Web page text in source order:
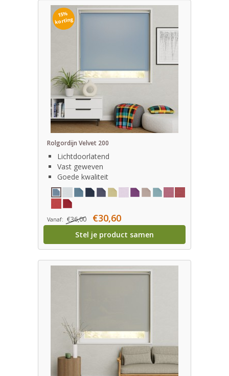
15%
korting
Rolgordijn Velvet 200
Lichtdoorlatend
Vast geweven
Goede kwaliteit
Vanaf: €36,00 €30,60
Stel je product samen